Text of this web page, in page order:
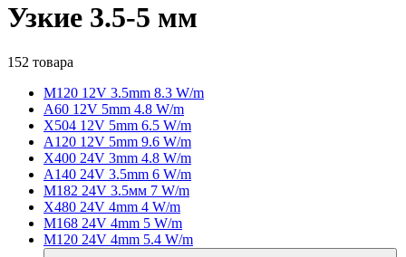
Узкие 3.5-5 мм
152 товара
M120 12V 3.5mm 8.3 W/m
A60 12V 5mm 4.8 W/m
X504 12V 5mm 6.5 W/m
A120 12V 5mm 9.6 W/m
X400 24V 3mm 4.8 W/m
A140 24V 3.5mm 6 W/m
M182 24V 3.5мм 7 W/m
X480 24V 4mm 4 W/m
M168 24V 4mm 5 W/m
M120 24V 4mm 5.4 W/m